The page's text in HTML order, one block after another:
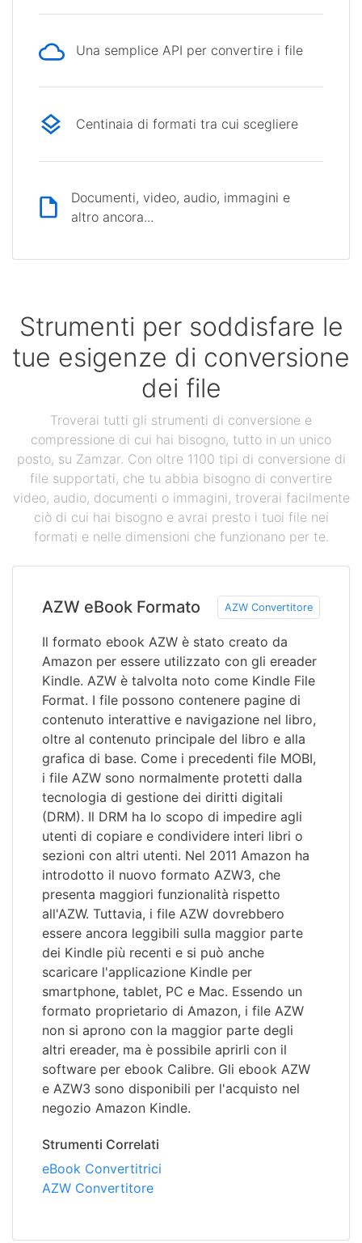
Una semplice API per convertire i file
Centinaia di formati tra cui scegliere
Documenti, video, audio, immagini e
altro ancora...
Strumenti per soddisfare le
tue esigenze di conversione
dei file
Troverai tutti gli strumenti di conversione e
compressione di cui hai bisogno, tutto in un unico
posto, su Zamzar. Con oltre 1100 tipi di conversione di
file supportati, che tu abbia bisogno di convertire
video, audio, documenti o immagini, troverai facilmente
ciò di cui hai bisogno e avrai presto i tuoi file nei
formati e nelle dimensioni che funzionano per te.
AZW eBook Formato AZW Convertitore
Il formato ebook AZW è stato creato da
Amazon per essere utilizzato con gli ereader
Kindle. AZW è talvolta noto come Kindle File
Format. I file possono contenere pagine di
contenuto interattive e navigazione nel libro,
oltre al contenuto principale del libro e alla
grafica di base. Come i precedenti file MOBI,
i file AZW sono normalmente protetti dalla
tecnologia di gestione dei diritti digitali
(DRM). Il DRM ha lo scopo di impedire agli
utenti di copiare e condividere interi libri o
sezioni con altri utenti. Nel 2011 Amazon ha
introdotto il nuovo formato AZW3, che
presenta maggiori funzionalità rispetto
all'AZW. Tuttavia, i file AZW dovrebbero
essere ancora leggibili sulla maggior parte
dei Kindle più recenti e si può anche
scaricare l'applicazione Kindle per
smartphone, tablet, PC e Mac. Essendo un
formato proprietario di Amazon, i file AZW
non si aprono con la maggior parte degli
altri ereader, ma è possibile aprirli con il
software per ebook Calibre. Gli ebook AZW
e AZW3 sono disponibili per l'acquisto nel
negozio Amazon Kindle.
Strumenti Correlati
eBook Convertitrici
AZW Convertitore